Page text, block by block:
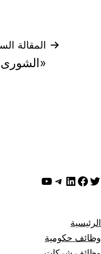
تصفّح
المقالة
تويترفيسبوك
لينكد إن تيليجرام
يوتيوب
الرئيسية
وظائف حكومية